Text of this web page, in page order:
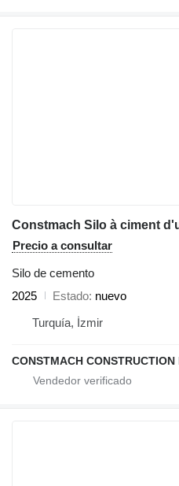
Precio a consultar
Silo de cemento
2025
Estado nuevo
Turquía, İzmir
CONSTMACH CONSTRUCTION